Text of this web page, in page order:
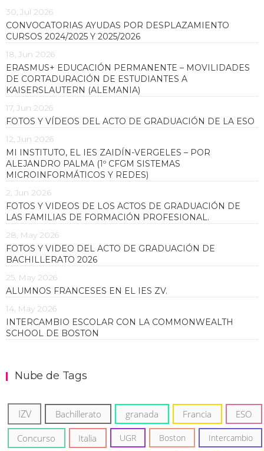
30, Jul 2026
CONVOCATORIAS AYUDAS POR DESPLAZAMIENTO
CURSOS 2024/2025 Y 2025/2026
18, Jun 2026
ERASMUS+ EDUCACIÓN PERMANENTE – MOVILIDADES
DE CORTADURACIÓN DE ESTUDIANTES A
KAISERSLAUTERN (ALEMANIA)
17, Jun 2026
FOTOS Y VÍDEOS DEL ACTO DE GRADUACIÓN DE LA ESO
12, Jun 2026
MI INSTITUTO, EL IES ZAIDÍN-VERGELES – POR
ALEJANDRO PALMA (1º CFGM SISTEMAS
MICROINFORMÁTICOS Y REDES)
2, Jun 2026
FOTOS Y VIDEOS DE LOS ACTOS DE GRADUACIÓN DE
LAS FAMILIAS DE FORMACIÓN PROFESIONAL.
28, May 2026
FOTOS Y VIDEO DEL ACTO DE GRADUACIÓN DE
BACHILLERATO 2026
25, May 2026
ALUMNOS FRANCESES EN EL IES ZV.
14, May 2026
INTERCAMBIO ESCOLAR CON LA COMMONWEALTH
SCHOOL DE BOSTON
Nube de Tags
IZV Bachillerato granada Francia ESO
Concurso Italia UGR Boston Intercambio